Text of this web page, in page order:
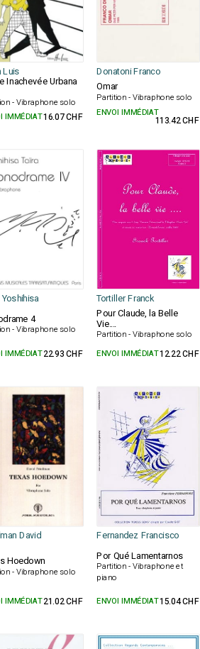
Luis Donatoni Franco
Inachevée Urbana
- Vibraphone solo
Omar
Partition - Vibraphone solo
IMMÉDIAT16.07 CHF ENVOI IMMÉDIAT
113.42 CHF
Tortiller Franck
4
- Vibraphone solo
Pour Claude, la Belle
Vie....
Partition - Vibraphone solo
IMMÉDIAT22.93 CHF ENVOI IMMÉDIAT12.22 CHF
David Fernandez Francisco
Hoedown
- Vibraphone solo
Por Qué Lamentarnos
Partition - Vibraphone et
piano
IMMÉDIAT21.02 CHF ENVOI IMMÉDIAT15.04 CHF